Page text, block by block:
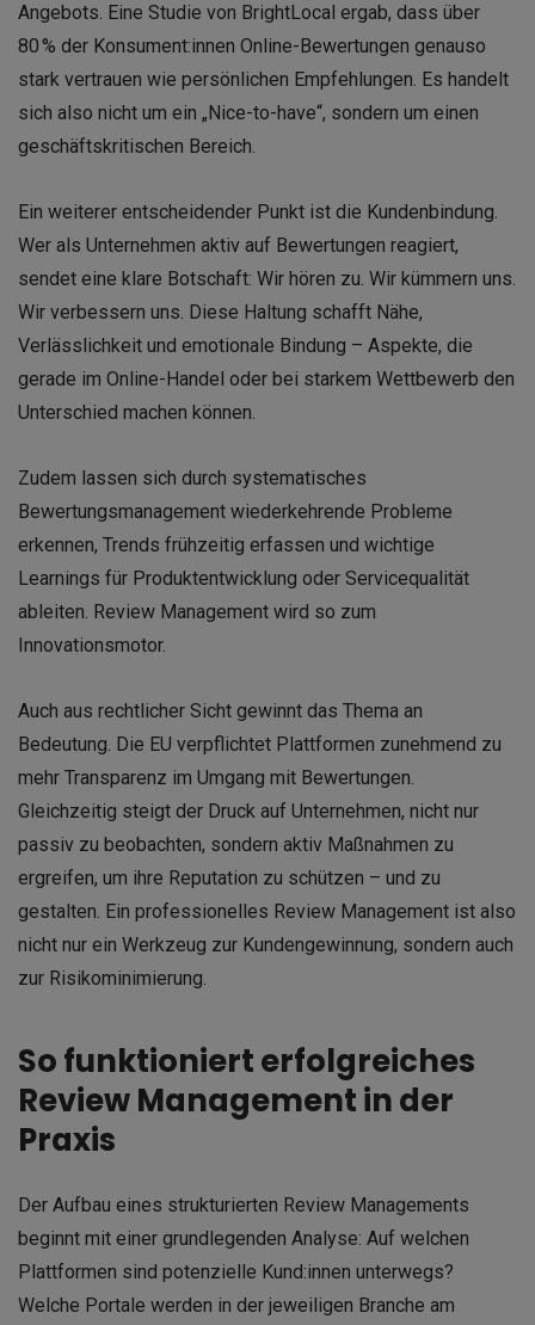
Angebots. Eine Studie von BrightLocal ergab, dass über
80 % der Konsument:innen Online-Bewertungen genauso
stark vertrauen wie persönlichen Empfehlungen. Es handelt
sich also nicht um ein „Nice-to-have“, sondern um einen
geschäftskritischen Bereich.
Ein weiterer entscheidender Punkt ist die Kundenbindung.
Wer als Unternehmen aktiv auf Bewertungen reagiert,
sendet eine klare Botschaft: Wir hören zu. Wir kümmern uns.
Wir verbessern uns. Diese Haltung schafft Nähe,
Verlässlichkeit und emotionale Bindung – Aspekte, die
gerade im Online-Handel oder bei starkem Wettbewerb den
Unterschied machen können.
Zudem lassen sich durch systematisches
Bewertungsmanagement wiederkehrende Probleme
erkennen, Trends frühzeitig erfassen und wichtige
Learnings für Produktentwicklung oder Servicequalität
ableiten. Review Management wird so zum
Innovationsmotor.
Auch aus rechtlicher Sicht gewinnt das Thema an
Bedeutung. Die EU verpflichtet Plattformen zunehmend zu
mehr Transparenz im Umgang mit Bewertungen.
Gleichzeitig steigt der Druck auf Unternehmen, nicht nur
passiv zu beobachten, sondern aktiv Maßnahmen zu
ergreifen, um ihre Reputation zu schützen – und zu
gestalten. Ein professionelles Review Management ist also
nicht nur ein Werkzeug zur Kundengewinnung, sondern auch
zur Risikominimierung.
So funktioniert erfolgreiches
Review Management in der
Praxis
Der Aufbau eines strukturierten Review Managements
beginnt mit einer grundlegenden Analyse: Auf welchen
Plattformen sind potenzielle Kund:innen unterwegs?
Welche Portale werden in der jeweiligen Branche am